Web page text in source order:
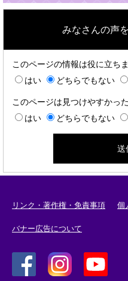
みなさんの声
このページの情報は役に立ち
はい
どちらでもない
このページは見つけやすかっ
はい
どちらでもない
リンク・著作権・免責事項 個
バナー広告について